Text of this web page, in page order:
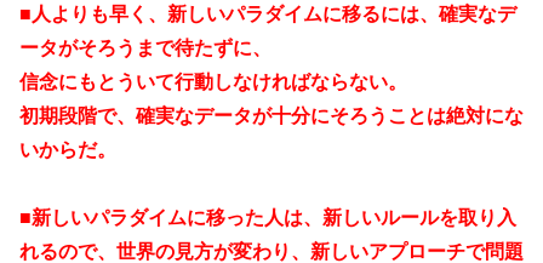
■人よりも早く、新しいパラダイムに移るには、確実なデ
ータがそろうまで待たずに、
信念にもとういて行動しなければならない。
初期段階で、確実なデータが十分にそろうことは絶対にな
いからだ。
■新しいパラダイムに移った人は、新しいルールを取り入
れるので、世界の見方が変わり、新しいアプローチで問題